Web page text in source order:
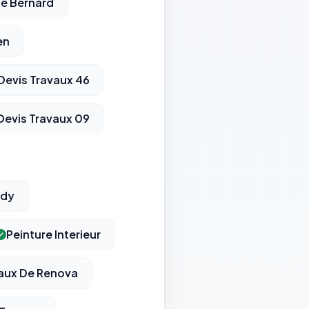
Travaux 46
Travaux 09
Peinture Interieur
De Renova